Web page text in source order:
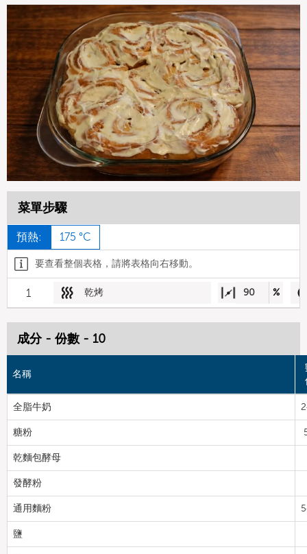
菜單步驟
預熱: 175 °C
要查看整個表格，請將表格向右移動。
1 乾烤 90 %
成分 - 份數 - 10
名稱
全脂牛奶
糖粉
乾麵包酵母
發酵粉
通用麵粉
鹽